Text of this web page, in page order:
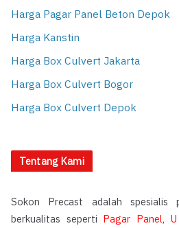
Harga Pagar Panel Beton Depok
Harga Kanstin
Harga Box Culvert Jakarta
Harga Box Culvert Bogor
Harga Box Culvert Depok
Tentang Kami
Sokon Precast adalah spesialis
berkualitas seperti Pagar Panel,